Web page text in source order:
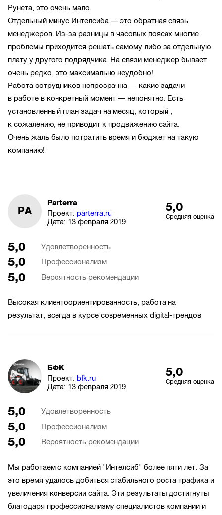
Рунета, это очень мало.
Отдельный минус Интелсиба — это обратная связь
менеджеров. Из-за разницы в часовых поясах многие
проблемы приходится решать самому либо за отдельную
плату у другого подрядчика. На связи менеджер бывает
очень редко, это максимально неудобно!
Работа сотрудников непрозрачна — какие задачи
в работе в конкретный момент — непонятно. Есть
установленный план задач на месяц, который ,
к сожалению, не приводит к продвижению сайта.
Очень жаль было потратить время и бюджет на такую
компанию!
PA
Parterra
Проект: parterra.ru
Дата: 13 февраля 2019
5,0
Средняя оценка
5,0 Удовлетворенность
5,0 Профессионализм
5,0 Вероятность рекомендации
Высокая клиентоориентированность, работа на
результат, всегда в курсе современных digital-трендов
БФК
Проект: bfk.ru
Дата: 13 февраля 2019
5,0
Средняя оценка
5,0 Удовлетворенность
5,0 Профессионализм
5,0 Вероятность рекомендации
Мы работаем с компанией "Интелсиб" более пяти лет. За
это время удалось добиться стабильного роста трафика и
увеличения конверсии сайта. Эти результаты достигнуты
благодаря профессионализму специалистов компании и